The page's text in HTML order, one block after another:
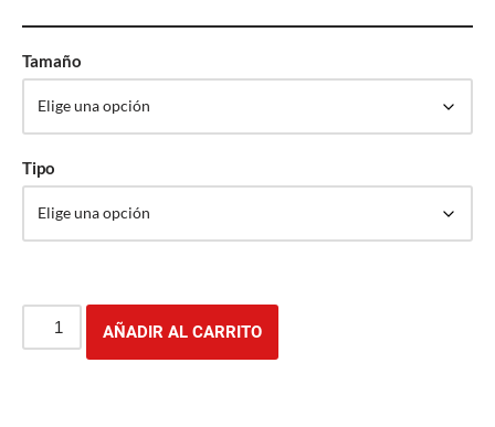
Tamaño
Tipo
AÑADIR AL CARRITO